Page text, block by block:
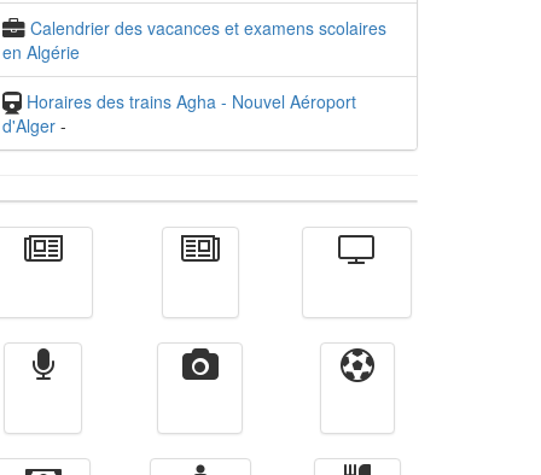
Calendrier des vacances et examens scolaires
en Algérie
Horaires des trains Agha - Nouvel Aéroport
d'Alger -